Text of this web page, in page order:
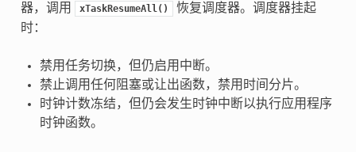
器，调用
xTaskResumeAll()
恢复调度器。调度器挂起
时：
禁用任务切换，但仍启用中断。
禁止调用任何阻塞或让出函数，禁用时间分片。
时钟计数冻结，但仍会发生时钟中断以执行应用程序
时钟函数。